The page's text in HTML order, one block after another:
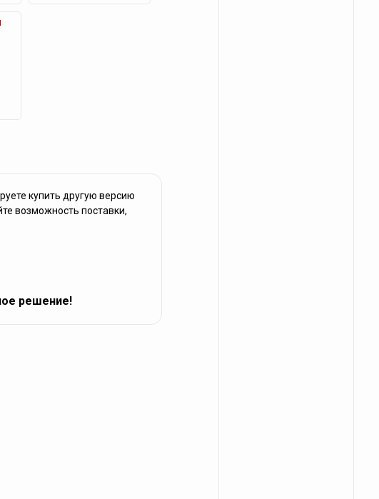
купить другую версию
возможность поставки,
решение!